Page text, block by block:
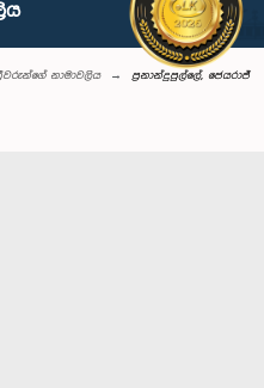
නාමාවලිය ප්‍රනාන්දුපුල්ලේ, ජෙයරාජ්